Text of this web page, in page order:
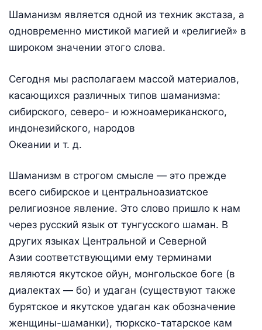
Шаманизм является одной из техник экстаза, а
одновременно мистикой магией и «религией» в
широком значении этого слова.
Сегодня мы располагаем массой материалов,
касающихся различных типов шаманизма:
сибирского, северо- и южноамериканского,
индонезийского, народов
Океании и т. д.
Шаманизм в строгом смысле — это прежде
всего сибирское и центральноазиатское
религиозное явление. Это слово пришло к нам
через русский язык от тунгусского шаман. В
других языках Центральной и Северной
Азии соответствующими ему терминами
являются якутское ойун, монгольское боге (в
диалектах — бо) и удаган (существуют также
бурятское и якутское удаган как обозначение
женщины-шаманки), тюркско-татарское кам